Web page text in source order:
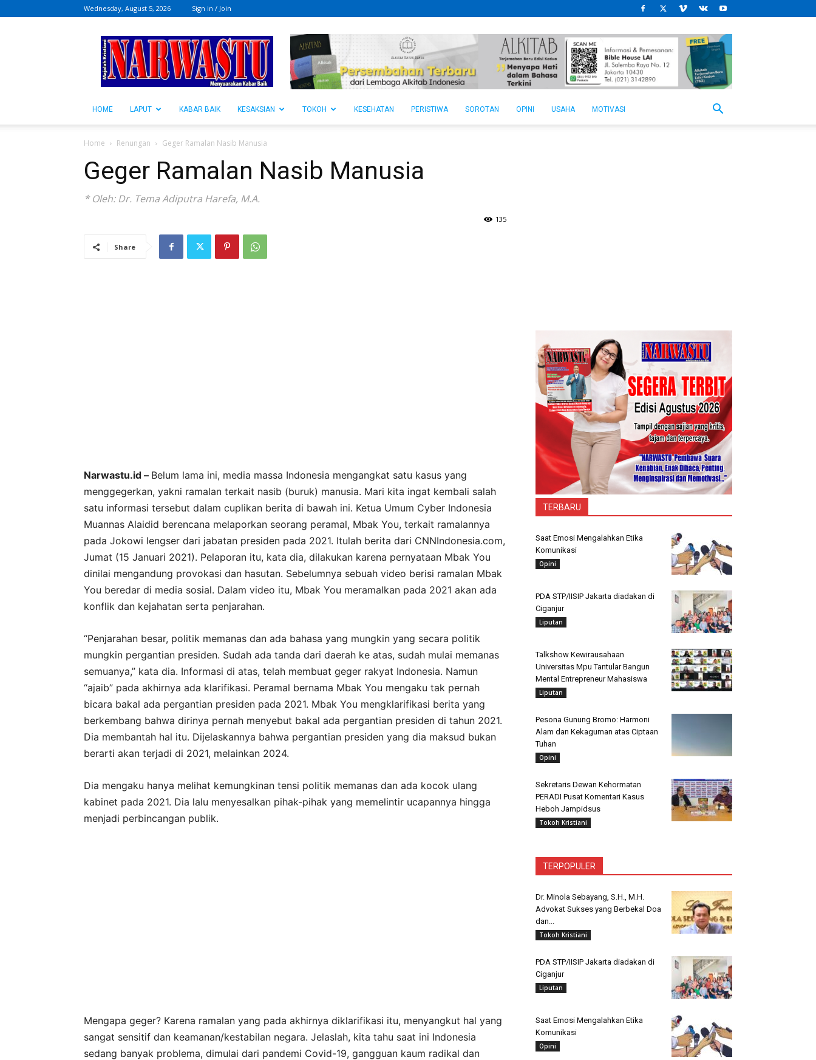
Wednesday, August 5, 2026 Sign in / Join
NARWASTU.ID
HOME LAPUT KABAR BAIK KESAKSIAN TOKOH KESEHATAN PERISTIWA SOROTAN OPINI USAHA MOTIVASI
Home Renungan Geger Ramalan Nasib Manusia
Geger Ramalan Nasib Manusia
* Oleh: Dr. Tema Adiputra Harefa, M.A.
135
Share
Narwastu.id – Belum lama ini, media massa Indonesia mengangkat satu kasus yang
menggegerkan, yakni ramalan terkait nasib (buruk) manusia. Mari kita ingat kembali salah
satu informasi tersebut dalam cuplikan berita di bawah ini. Ketua Umum Cyber Indonesia
Muannas Alaidid berencana melaporkan seorang peramal, Mbak You, terkait ramalannya
pada Jokowi lengser dari jabatan presiden pada 2021. Itulah berita dari CNNIndonesia.com,
Jumat (15 Januari 2021). Pelaporan itu, kata dia, dilakukan karena pernyataan Mbak You
dinilai mengandung provokasi dan hasutan. Sebelumnya sebuah video berisi ramalan Mbak
You beredar di media sosial. Dalam video itu, Mbak You meramalkan pada 2021 akan ada
konflik dan kejahatan serta penjarahan.
“Penjarahan besar, politik memanas dan ada bahasa yang mungkin yang secara politik
mungkin pergantian presiden. Sudah ada tanda dari daerah ke atas, sudah mulai memanas
semuanya,” kata dia. Informasi di atas, telah membuat geger rakyat Indonesia. Namun
“ajaib” pada akhirnya ada klarifikasi. Peramal bernama Mbak You mengaku tak pernah
bicara bakal ada pergantian presiden pada 2021. Mbak You mengklarifikasi berita yang
berkembang bahwa dirinya pernah menyebut bakal ada pergantian presiden di tahun 2021.
Dia membantah hal itu. Dijelaskannya bahwa pergantian presiden yang dia maksud bukan
berarti akan terjadi di 2021, melainkan 2024.
Dia mengaku hanya melihat kemungkinan tensi politik memanas dan ada kocok ulang
kabinet pada 2021. Dia lalu menyesalkan pihak-pihak yang memelintir ucapannya hingga
menjadi perbincangan publik.
Mengapa geger? Karena ramalan yang pada akhirnya diklarifikasi itu, menyangkut hal yang
sangat sensitif dan keamanan/kestabilan negara. Jelaslah, kita tahu saat ini Indonesia
sedang banyak problema, dimulai dari pandemi Covid-19, gangguan kaum radikal dan
TERBARU
Saat Emosi Mengalahkan Etika
Komunikasi
Opini
PDA STP/IISIP Jakarta diadakan di
Ciganjur
Liputan
Talkshow Kewirausahaan
Universitas Mpu Tantular Bangun
Mental Entrepreneur Mahasiswa
Liputan
Pesona Gunung Bromo: Harmoni
Alam dan Kekaguman atas Ciptaan
Tuhan
Opini
Sekretaris Dewan Kehormatan
PERADI Pusat Komentari Kasus
Heboh Jampidsus
Tokoh Kristiani
TERPOPULER
Dr. Minola Sebayang, S.H., M.H.
Advokat Sukses yang Berbekal Doa
dan...
Tokoh Kristiani
PDA STP/IISIP Jakarta diadakan di
Ciganjur
Liputan
Saat Emosi Mengalahkan Etika
Komunikasi
Opini